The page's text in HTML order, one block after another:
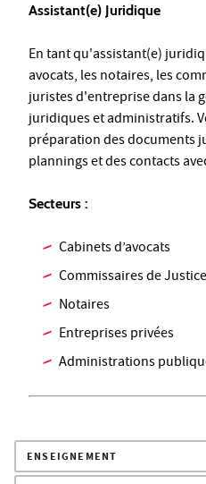
Assistant(e) Juridique
En tant qu'assistant(e)
avocats, les notaires, les
juristes d'entreprise dans la
juridiques et administratifs.
préparation des documents
plannings et des contacts
Secteurs :
Cabinets d’avocats
Commissaires de Justice
Notaires
Entreprises privées
Administrations
ENSEIGNEMENT